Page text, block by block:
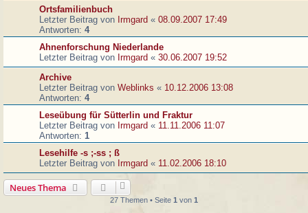
Ortsfamilienbuch
Letzter Beitrag von Irmgard « 08.09.2007 17:49
Antworten: 4
Ahnenforschung Niederlande
Letzter Beitrag von Irmgard « 30.06.2007 19:52
Archive
Letzter Beitrag von Weblinks « 10.12.2006 13:08
Antworten: 4
Leseübung für Sütterlin und Fraktur
Letzter Beitrag von Irmgard « 11.11.2006 11:07
Antworten: 1
Lesehilfe -s ;-ss ; ß
Letzter Beitrag von Irmgard « 11.02.2006 18:10
Neues Thema
27 Themen • Seite 1 von 1